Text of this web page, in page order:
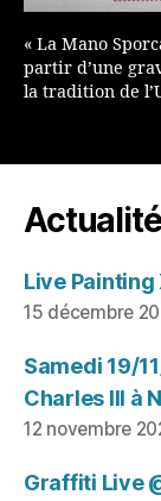
« La Mano
partir d’une
la tradition de
Live Painting
15 décembre
Samedi 19/
Charles III à
12 novembre
Graffiti Live